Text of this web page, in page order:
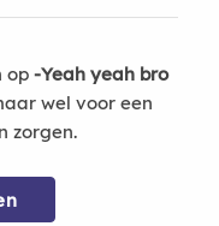
op -Yeah yeah bro
wel voor een
zorgen.